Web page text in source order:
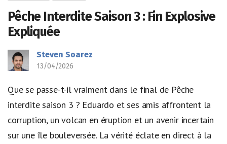
Pêche Interdite Saison 3 : Fin Explosive
Expliquée
Steven Soarez
13/04/2026
Que se passe-t-il vraiment dans le final de Pêche
interdite saison 3 ? Eduardo et ses amis affrontent la
corruption, un volcan en éruption et un avenir incertain
sur une île bouleversée. La vérité éclate en direct à la